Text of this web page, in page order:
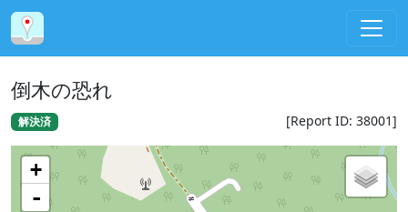
倒木の恐れ
解決済 [Report ID: 38001]
+
-